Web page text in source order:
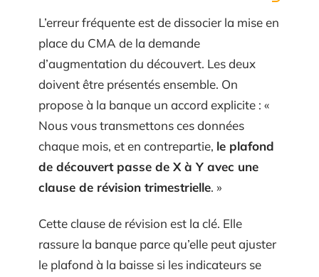
L’erreur fréquente est de dissocier la mise en
place du CMA de la demande
d’augmentation du découvert. Les deux
doivent être présentés ensemble. On
propose à la banque un accord explicite : «
Nous vous transmettons ces données
chaque mois, et en contrepartie, le plafond
de découvert passe de X à Y avec une
clause de révision trimestrielle. »
Cette clause de révision est la clé. Elle
rassure la banque parce qu’elle peut ajuster
le plafond à la baisse si les indicateurs se